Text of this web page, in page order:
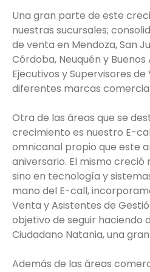
Una gran parte de este
nuestras sucursales;
de venta en Mendoza, San
Córdoba, Neuquén y Buenos
Ejecutivos y Supervisores
diferentes marcas
Otra de las áreas que se
crecimiento es nuestro E-
omnicanal propio que este
aniversario. El mismo creció
sino en tecnología y
mano del E-call,
Venta y Asistentes de
objetivo de seguir haciendo
Ciudadano Natania, una
Además de las áreas